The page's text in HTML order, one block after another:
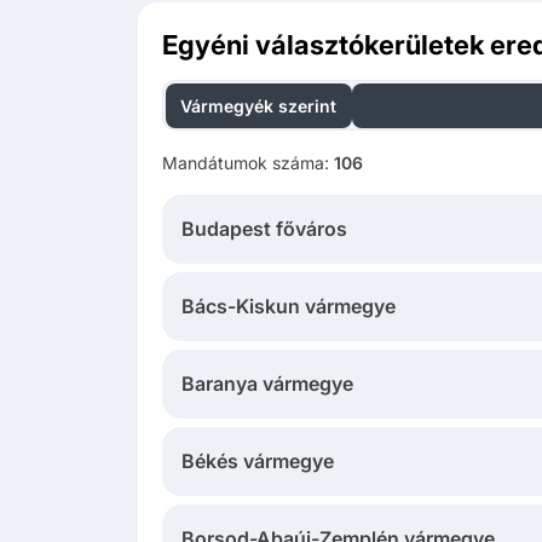
Egyéni választókerületek
Vármegyék szerint
Mandátumok száma: 106
Budapest főváros
Bács-Kiskun vármegye
Baranya vármegye
Békés vármegye